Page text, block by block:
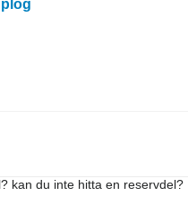
kan du inte hitta en reservdel?